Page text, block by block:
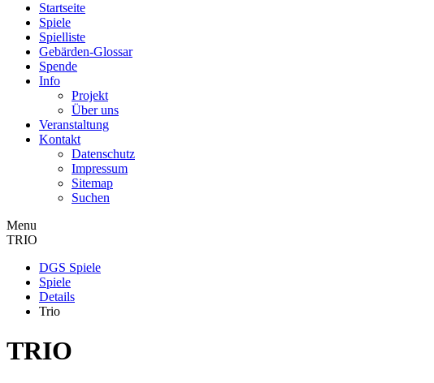
Startseite
Spiele
Spielliste
Gebärden-Glossar
Spende
Info
Projekt
Über uns
Veranstaltung
Kontakt
Datenschutz
Impressum
Sitemap
Suchen
Menu
TRIO
DGS Spiele
Spiele
Details
Trio
TRIO